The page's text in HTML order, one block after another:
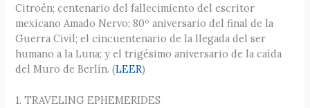
Citroën; centenario del fallecimiento del escritor
mexicano Amado Nervo; 80º aniversario del final de la
Guerra Civil; el cincuentenario de la llegada del ser
humano a la Luna; y el trigésimo aniversario de la caída
del Muro de Berlín. (LEER)
1. TRAVELING EPHEMERIDES